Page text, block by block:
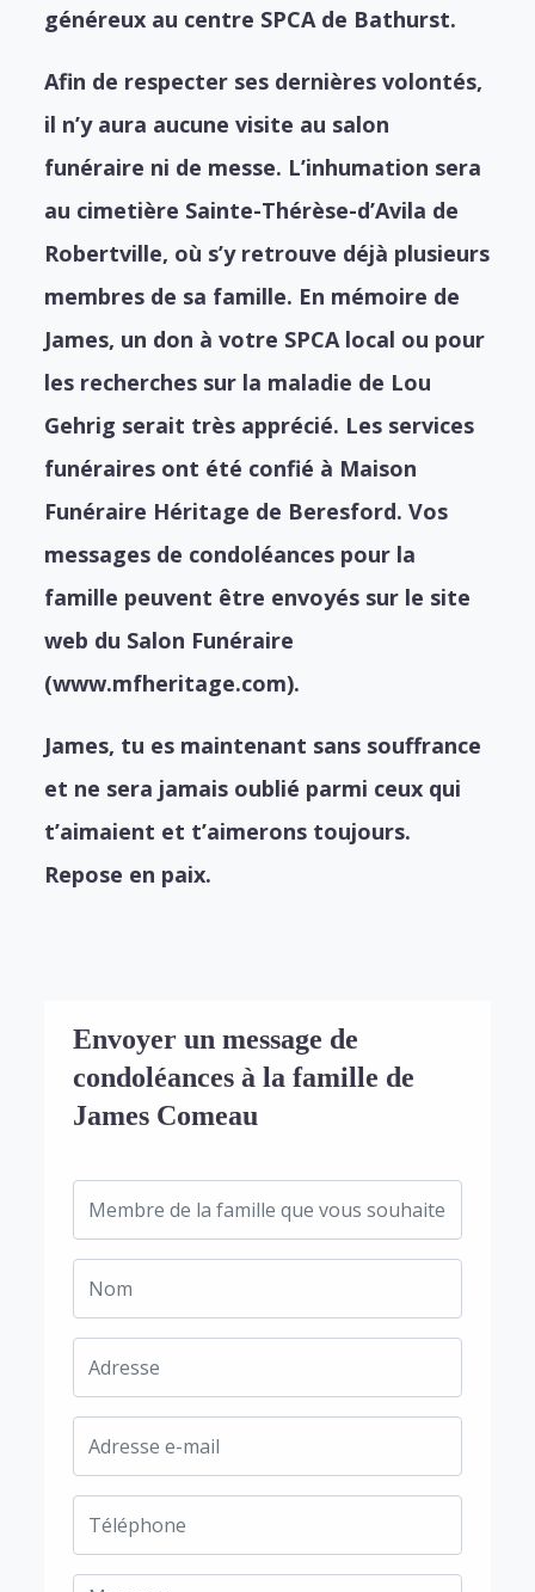
généreux au centre SPCA de Bathurst.
Afin de respecter ses dernières volontés,
il n’y aura aucune visite au salon
funéraire ni de messe. L’inhumation sera
au cimetière Sainte-Thérèse-d’Avila de
Robertville, où s’y retrouve déjà plusieurs
membres de sa famille. En mémoire de
James, un don à votre SPCA local ou pour
les recherches sur la maladie de Lou
Gehrig serait très apprécié. Les services
funéraires ont été confié à Maison
Funéraire Héritage de Beresford. Vos
messages de condoléances pour la
famille peuvent être envoyés sur le site
web du Salon Funéraire
(www.mfheritage.com).
James, tu es maintenant sans souffrance
et ne sera jamais oublié parmi ceux qui
t’aimaient et t’aimerons toujours.
Repose en paix.
Envoyer un message de
condoléances à la famille de
James Comeau